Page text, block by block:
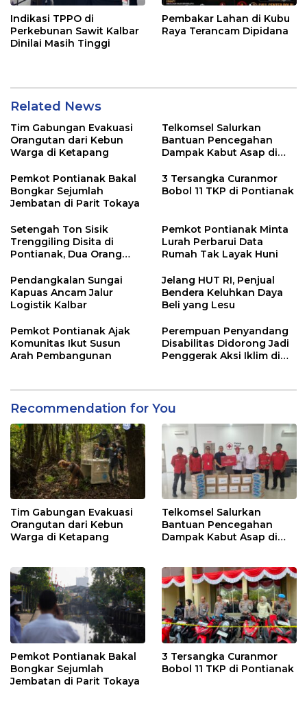
Indikasi TPPO di
Perkebunan Sawit Kalbar
Dinilai Masih Tinggi
Pembakar Lahan di Kubu
Raya Terancam Dipidana
Related News
Tim Gabungan Evakuasi
Orangutan dari Kebun
Warga di Ketapang
Telkomsel Salurkan
Bantuan Pencegahan
Dampak Kabut Asap di
Pemkot Pontianak Bakal
Bongkar Sejumlah
Jembatan di Parit Tokaya
3 Tersangka Curanmor
Bobol 11 TKP di Pontianak
Setengah Ton Sisik
Trenggiling Disita di
Pontianak, Dua Orang
Pemkot Pontianak Minta
Lurah Perbarui Data
Rumah Tak Layak Huni
Pendangkalan Sungai
Kapuas Ancam Jalur
Logistik Kalbar
Jelang HUT RI, Penjual
Bendera Keluhkan Daya
Beli yang Lesu
Pemkot Pontianak Ajak
Komunitas Ikut Susun
Arah Pembangunan
Perempuan Penyandang
Disabilitas Didorong Jadi
Penggerak Aksi Iklim di
Recommendation for You
Tim Gabungan Evakuasi
Orangutan dari Kebun
Warga di Ketapang
Telkomsel Salurkan
Bantuan Pencegahan
Dampak Kabut Asap di
Pemkot Pontianak Bakal
Bongkar Sejumlah
Jembatan di Parit Tokaya
3 Tersangka Curanmor
Bobol 11 TKP di Pontianak